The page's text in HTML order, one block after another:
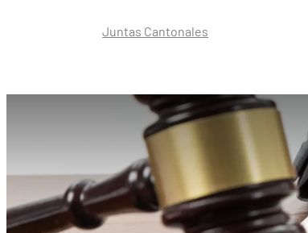
Juntas Cantonales